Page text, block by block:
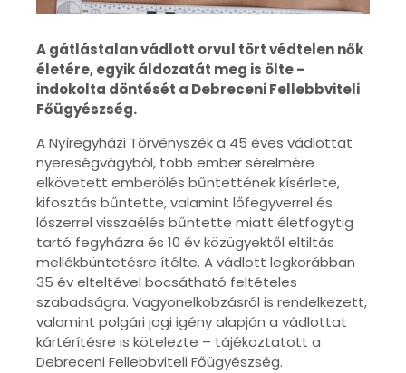
A gátlástalan vádlott orvul tört védtelen nők
életére, egyik áldozatát meg is ölte –
indokolta döntését a Debreceni Fellebbviteli
Főügyészség.
A Nyíregyházi Törvényszék a 45 éves vádlottat
nyereségvágyból, több ember sérelmére
elkövetett emberölés bűntettének kísérlete,
kifosztás bűntette, valamint lőfegyverrel és
lőszerrel visszaélés bűntette miatt életfogytig
tartó fegyházra és 10 év közügyektől eltiltás
mellékbüntetésre ítélte. A vádlott legkorábban
35 év elteltével bocsátható feltételes
szabadságra. Vagyonelkobzásról is rendelkezett,
valamint polgári jogi igény alapján a vádlottat
kártérítésre is kötelezte – tájékoztatott a
Debreceni Fellebbviteli Főügyészség.